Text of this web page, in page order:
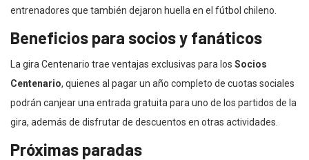
entrenadores que también dejaron huella en el fútbol chileno.
Beneficios para socios y fanáticos
La gira Centenario trae ventajas exclusivas para los Socios
Centenario, quienes al pagar un año completo de cuotas sociales
podrán canjear una entrada gratuita para uno de los partidos de la
gira, además de disfrutar de descuentos en otras actividades.
Próximas paradas